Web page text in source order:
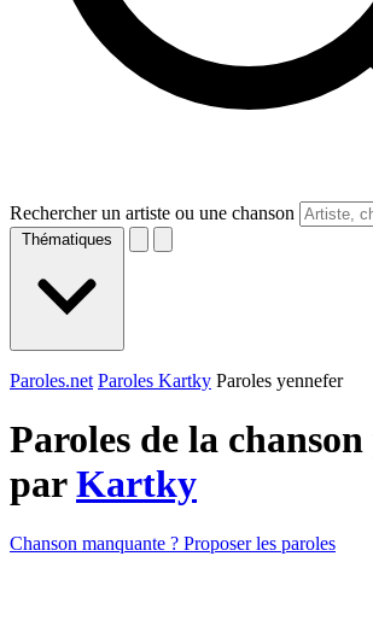
Rechercher un artiste ou une chanson
Thématiques
Paroles.net Paroles Kartky Paroles yennefer
Paroles de la
parKartky
Chanson manquante ? Proposer les paroles